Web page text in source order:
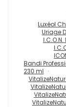
Luxéol
Uriage
Bandi
230 ml